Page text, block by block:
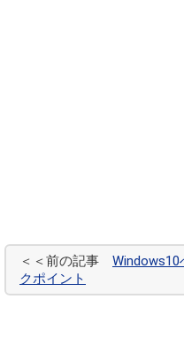
＜＜前の記事
クポイント